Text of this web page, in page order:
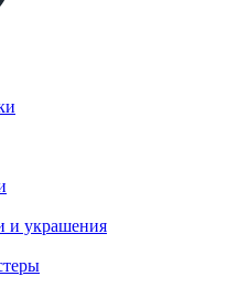
и украшения